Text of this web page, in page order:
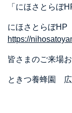
「にほさとらぼ
にほさとらぼHP
https://
皆さまのご来場
ときつ養蜂園